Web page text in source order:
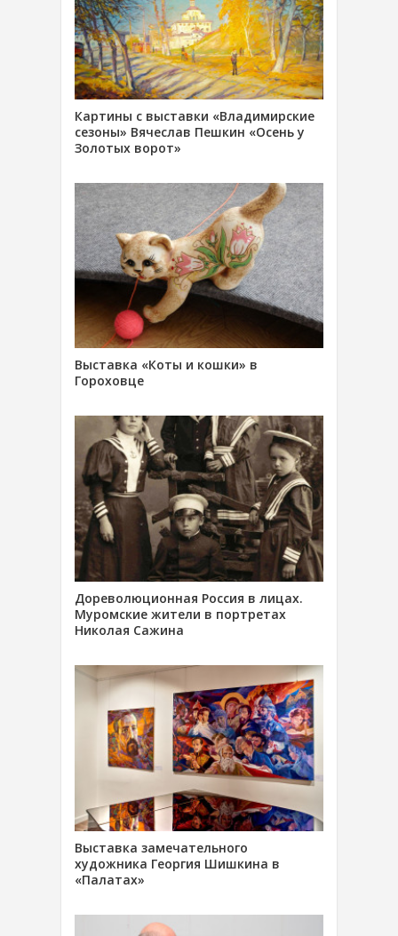
Картины с выставки «Владимирские
сезоны» Вячеслав Пешкин «Осень у
Золотых ворот»
Выставка «Коты и кошки» в
Гороховце
Дореволюционная Россия в лицах.
Муромские жители в портретах
Николая Сажина
Выставка замечательного
художника Георгия Шишкина в
«Палатах»